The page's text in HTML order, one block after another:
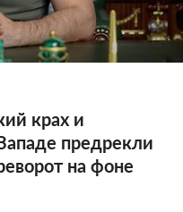
крах и
предрекли
на фоне